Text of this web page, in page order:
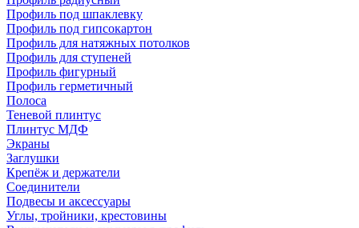
Профиль под шпаклевку
Профиль под гипсокартон
Профиль для натяжных потолков
Профиль для ступеней
Профиль фигурный
Профиль герметичный
Полоса
Теневой плинтус
Плинтус МДФ
Экраны
Заглушки
Крепёж и держатели
Соединители
Подвесы и аксессуары
Углы, тройники, крестовины